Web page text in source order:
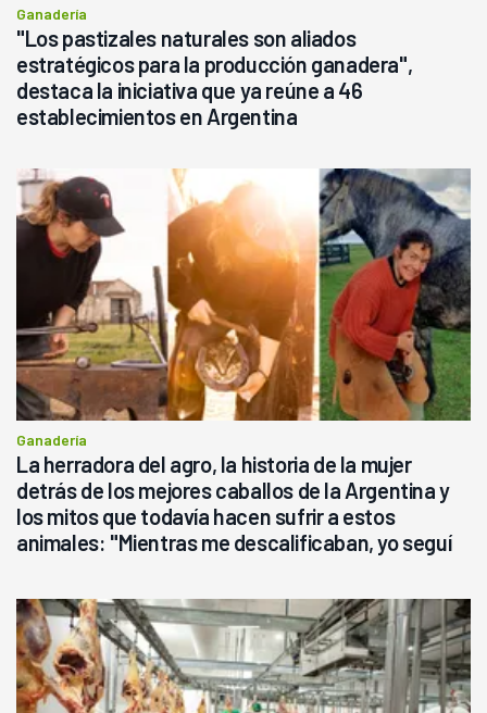
Ganadería
"Los pastizales naturales son aliados
estratégicos para la producción ganadera",
destaca la iniciativa que ya reúne a 46
establecimientos en Argentina
Ganadería
La herradora del agro, la historia de la mujer
detrás de los mejores caballos de la Argentina y
los mitos que todavía hacen sufrir a estos
animales: "Mientras me descalificaban, yo seguí